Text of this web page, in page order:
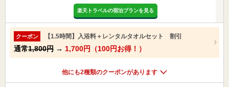
楽天トラベルの宿泊プランを見る
クーポン 【1.5時間】入浴料＋レンタルタオルセット 割引
通常1,800円 → 1,700円（100円お得！）
他にも2種類のクーポンがあります